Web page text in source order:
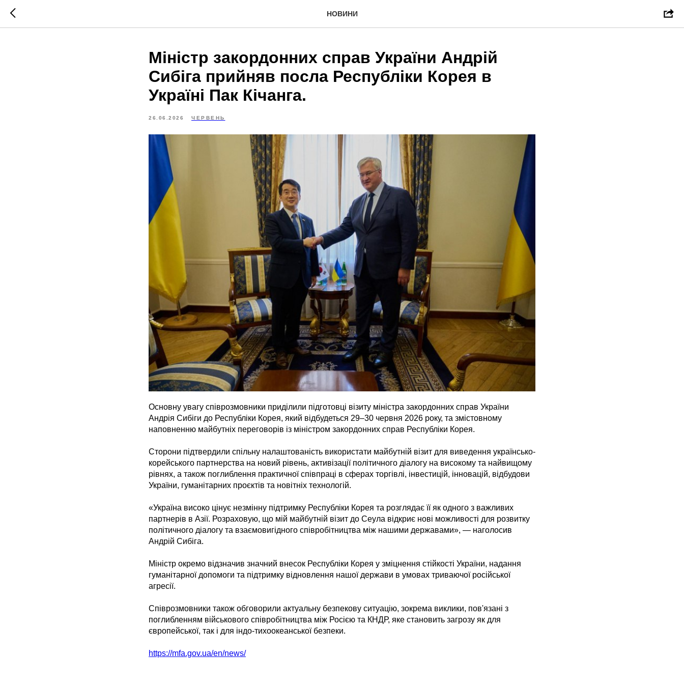
НОВИНИ
Міністр закордонних справ України Андрій
Сибіга прийняв посла Республіки Корея в
Україні Пак Кічанга.
26.06.2026 ЧЕРВЕНЬ
Основну увагу співрозмовники приділили підготовці візиту міністра закордонних справ України
Андрія Сибіги до Республіки Корея, який відбудеться 29–30 червня 2026 року, та змістовному
наповненню майбутніх переговорів із міністром закордонних справ Республіки Корея.
Сторони підтвердили спільну налаштованість використати майбутній візит для виведення українсько-
корейського партнерства на новий рівень, активізації політичного діалогу на високому та найвищому
рівнях, а також поглиблення практичної співпраці в сферах торгівлі, інвестицій, інновацій, відбудови
України, гуманітарних проєктів та новітніх технологій.
«Україна високо цінує незмінну підтримку Республіки Корея та розглядає її як одного з важливих
партнерів в Азії. Розраховую, що мій майбутній візит до Сеула відкриє нові можливості для розвитку
політичного діалогу та взаємовигідного співробітництва між нашими державами», — наголосив
Андрій Сибіга.
Міністр окремо відзначив значний внесок Республіки Корея у зміцнення стійкості України, надання
гуманітарної допомоги та підтримку відновлення нашої держави в умовах триваючої російської
агресії.
Співрозмовники також обговорили актуальну безпекову ситуацію, зокрема виклики, пов'язані з
поглибленням військового співробітництва між Росією та КНДР, яке становить загрозу як для
європейської, так і для індо-тихоокеанської безпеки.
https://mfa.gov.ua/en/news/